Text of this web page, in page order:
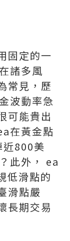
固定的一
諸多風
常見，歷
波動率急
可能貴出
在黃金點
800美
此外， ea
低滑點的
滑點嚴
長期交易